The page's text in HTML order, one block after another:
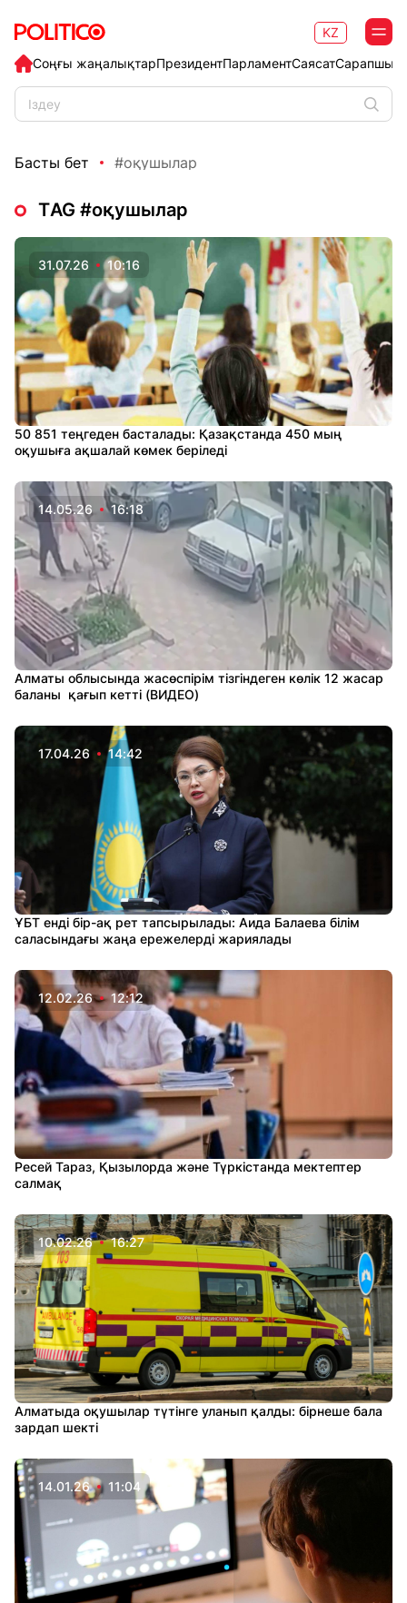
Соңғы жаңалықтарПрезидентПарламентСаясат
KZ
Басты бет #оқушылар
ТAG #оқушылар
31.07.26 10:16
50 851 теңгеден басталады: Қазақстанда 450 мың
оқушыға ақшалай көмек беріледі
14.05.26 16:18
Алматы облысында жасөспірім тізгіндеген көлік 12 жасар
баланы қағып кетті (ВИДЕО)
17.04.26 14:42
ҰБТ енді бір-ақ рет тапсырылады: Аида Балаева білім
саласындағы жаңа ережелерді жариялады
12.02.26 12:12
Ресей Тараз, Қызылорда және Түркістанда мектептер
салмақ
10.02.26 16:27
Алматыда оқушылар түтінге уланып қалды: бірнеше бала
зардап шекті
14.01.26 11:04